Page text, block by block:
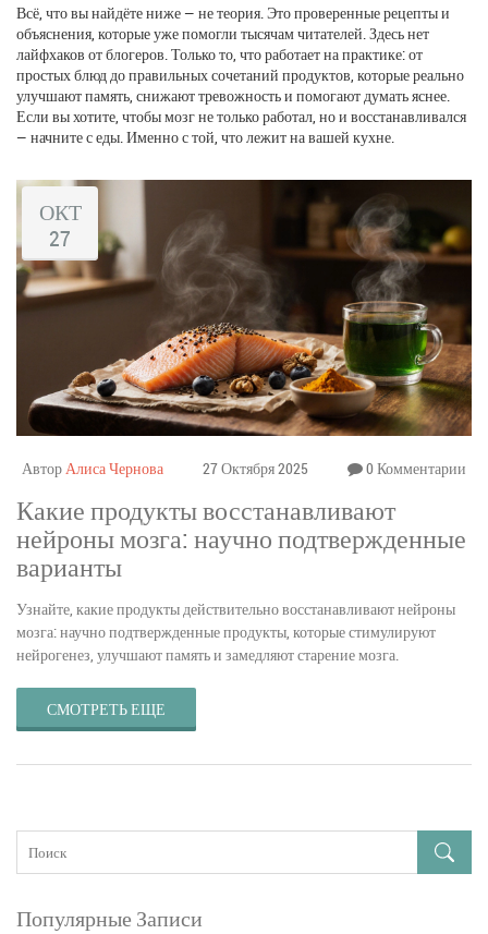
Всё, что вы найдёте ниже — не теория. Это проверенные рецепты и
объяснения, которые уже помогли тысячам читателей. Здесь нет
лайфхаков от блогеров. Только то, что работает на практике: от
простых блюд до правильных сочетаний продуктов, которые реально
улучшают память, снижают тревожность и помогают думать яснее.
Если вы хотите, чтобы мозг не только работал, но и восстанавливался
— начните с еды. Именно с той, что лежит на вашей кухне.
ОКТ
27
АвторАлиса Чернова 27 Октября 2025 0 Комментарии
Какие продукты восстанавливают
нейроны мозга: научно подтвержденные
варианты
Узнайте, какие продукты действительно восстанавливают нейроны
мозга: научно подтвержденные продукты, которые стимулируют
нейрогенез, улучшают память и замедляют старение мозга.
СМОТРЕТЬ ЕЩЕ
Популярные Записи